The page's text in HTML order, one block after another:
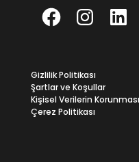
FacebookInstagramLinkedIn
Gizlilik Politikası
Şartlar ve Koşullar
Kişisel Verilerin Korunması
Çerez Politikası